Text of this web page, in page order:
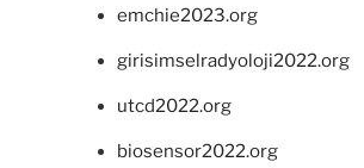
emchie2023.org
girisimselradyoloji2022.org
utcd2022.org
biosensor2022.org